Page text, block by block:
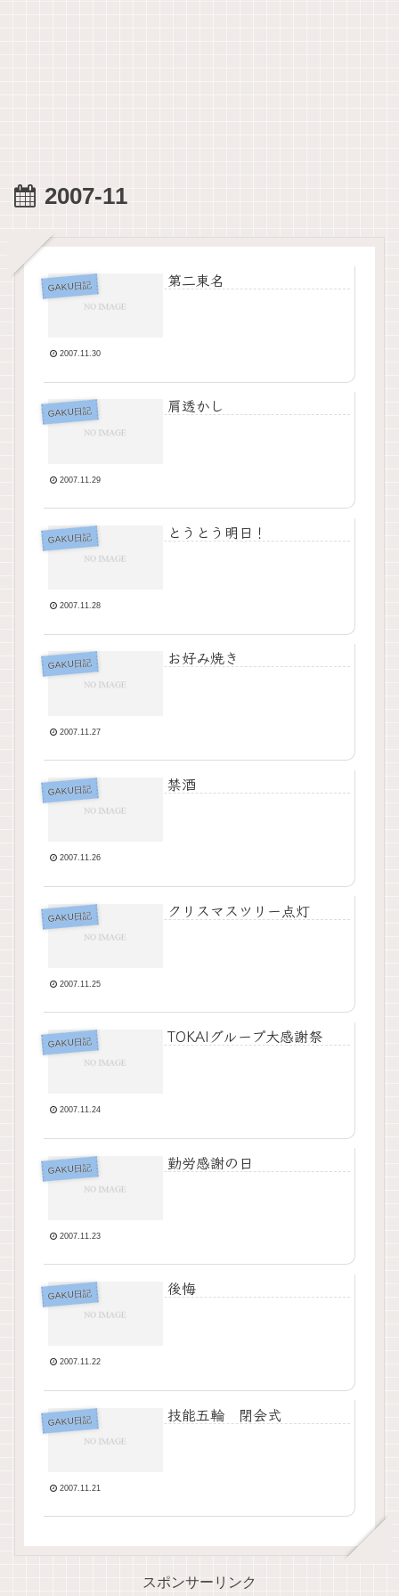
2007-11
GAKU日記 第二東名
2007.11.30
GAKU日記 肩透かし
2007.11.29
GAKU日記 とうとう明日！
2007.11.28
GAKU日記 お好み焼き
2007.11.27
GAKU日記 禁酒
2007.11.26
GAKU日記 クリスマスツリー点灯
2007.11.25
GAKU日記 TOKAIグループ大感謝祭
2007.11.24
GAKU日記 勤労感謝の日
2007.11.23
GAKU日記 後悔
2007.11.22
GAKU日記 技能五輪 閉会式
2007.11.21
スポンサーリンク